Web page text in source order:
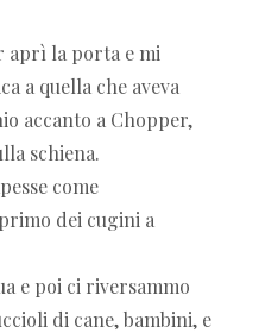
aprì la porta e mi
a quella che aveva
accanto a Chopper,
schiena.
come
dei cugini a
e poi ci riversammo
di cane, bambini, e